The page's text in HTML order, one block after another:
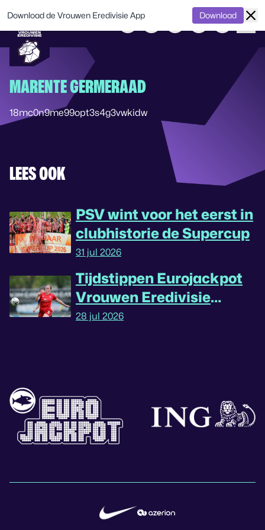
MARENTE GERMERAAD
18mc0n9me99opt3s4g3vwkidw
LEES OOK
PSV wint voor het eerst in
clubhistorie de Supercup
31 jul 2026
Tijdstippen Eurojackpot
Vrouwen Eredivisie
omgedraaid
28 jul 2026
Download de Vrouwen Eredivisie App Download